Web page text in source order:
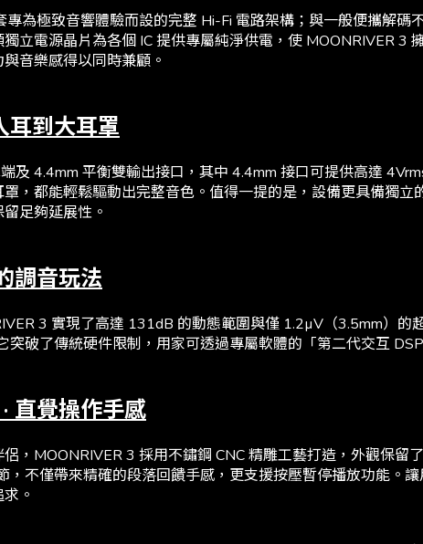
專為極致音響體驗而設的完整 Hi-Fi 電路架構；與一般便攜解
立電源晶片為各個 IC 提供專屬純淨供電，使 MOONRIVER
音樂感得以同時兼顧。
耳到大耳罩
及 4.4mm 平衡雙輸出接口，其中 4.4mm 接口可提供高達
，都能輕鬆驅動出完整音色。值得一提的是，設備更具備獨
足夠延展性。
調音玩法
3 實現了高達 131dB 的動態範圍與僅 1.2µV（3.5mm）
破了傳統硬件限制，用家可透過專屬軟體的「第二代交互
直覺操作手感
，MOONRIVER 3 採用不鏽鋼 CNC 精雕工藝打造，外觀保
不僅帶來精確的段落回饋手感，更支援按壓暫停播放功能。
。